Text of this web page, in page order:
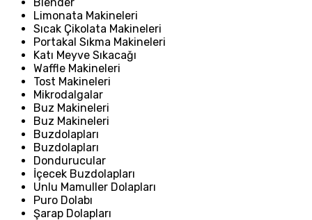
Limonata Makineleri
Sıcak Çikolata Makineleri
Portakal Sıkma Makineleri
Katı Meyve Sıkacağı
Waffle Makineleri
Tost Makineleri
Mikrodalgalar
Buz Makineleri
Buz Makineleri
Buzdolapları
Buzdolapları
Dondurucular
İçecek Buzdolapları
Unlu Mamuller Dolapları
Puro Dolabı
Şarap Dolapları